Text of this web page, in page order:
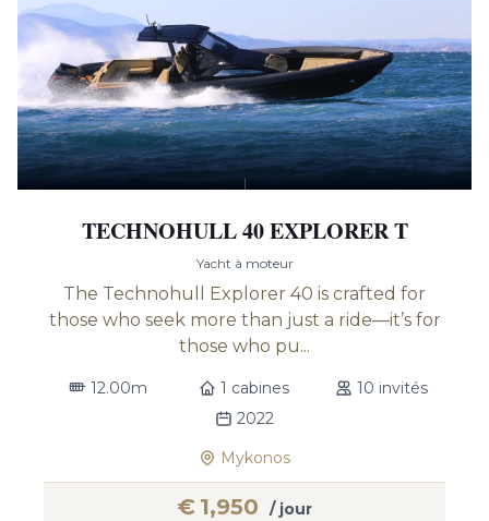
TECHNOHULL 40 EXPLORER T
Yacht à moteur
The Technohull Explorer 40 is crafted for
those who seek more than just a ride—it’s for
those who pu...
12.00m 1 cabines
10 invités
2022
Mykonos
€ 1,950 / jour